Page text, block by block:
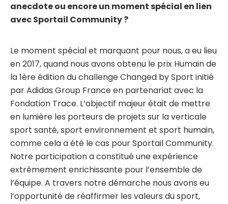
anecdote ou encore un moment spécial en lien
avec Sportail Community ?
Le moment spécial et marquant pour nous, a eu lieu
en 2017, quand nous avons obtenu le prix Humain de
la 1ère édition du challenge Changed by Sport initié
par Adidas Group France en partenariat avec la
Fondation Trace. L’objectif majeur était de mettre
en lumière les porteurs de projets sur la verticale
sport santé, sport environnement et sport humain,
comme cela a été le cas pour Sportail Community.
Notre participation a constitué une expérience
extrêmement enrichissante pour l’ensemble de
l’équipe. A travers notre démarche nous avons eu
l’opportunité de réaffirmer les valeurs du sport,